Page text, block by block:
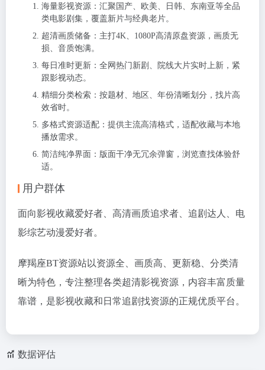
海量影视资源：汇聚国产、欧美、日韩、东南亚等全品
类电影剧集，覆盖新片与经典老片。
超清画质储备：主打4K、1080P高清原盘资源，画质无
损、音质饱满。
每日准时更新：全网热门新剧、院线大片实时上新，紧
跟影视动态。
精细分类检索：按题材、地区、年份清晰划分，找片高
效省时。
多格式资源适配：提供主流高清格式，适配收藏与本地
播放需求。
简洁纯净界面：版面干净无冗余弹窗，浏览查找体验舒
适。
用户群体
面向影视收藏爱好者、高清画质追求者、追剧达人、电
影综艺动漫爱好者。
摩羯座BT资源站以资源全、画质高、更新稳、分类清
晰为特色，专注整理各类超清影视资源，内容丰富质量
靠谱，是影视收藏和日常追剧找资源的正规优质平台。
数据评估